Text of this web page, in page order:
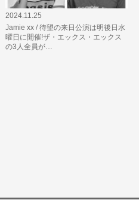
2024.11.25
Jamie xx / 待望の来日公演は明後日水
曜日に開催!ザ・エックス・エックス
の3人全員が…